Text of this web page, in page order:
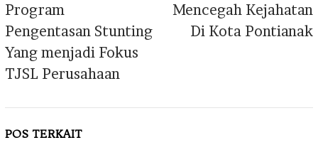
Program
Pengentasan Stunting
Yang menjadi Fokus
TJSL Perusahaan
Mencegah Kejahatan
Di Kota Pontianak
POS TERKAIT